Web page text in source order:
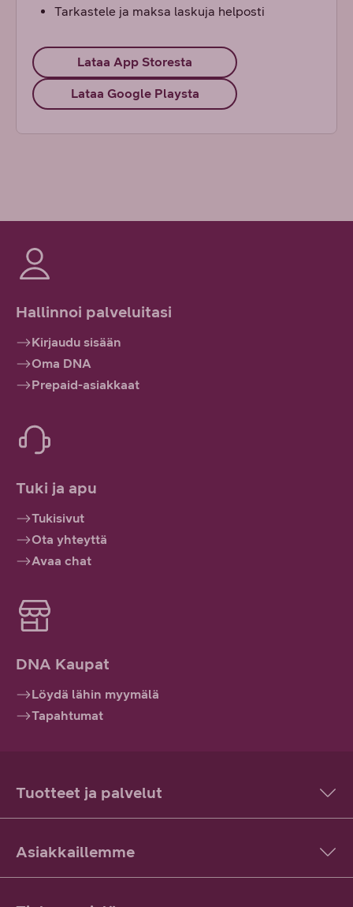
Tarkastele ja maksa laskuja helposti
Lataa App Storesta
Lataa Google Playsta
Hallinnoi palveluitasi
Kirjaudu sisään
Oma DNA
Prepaid-asiakkaat
Tuki ja apu
Tukisivut
Ota yhteyttä
Avaa chat
DNA Kaupat
Löydä lähin myymälä
Tapahtumat
Tuotteet ja palvelut
Asiakkaillemme